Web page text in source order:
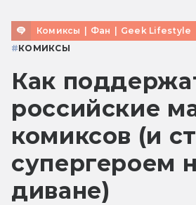
Комиксы | Фан | Geek Lifestyle
#КОМИКСЫ
Как
российские
комиксов (и
супергероем
диване)